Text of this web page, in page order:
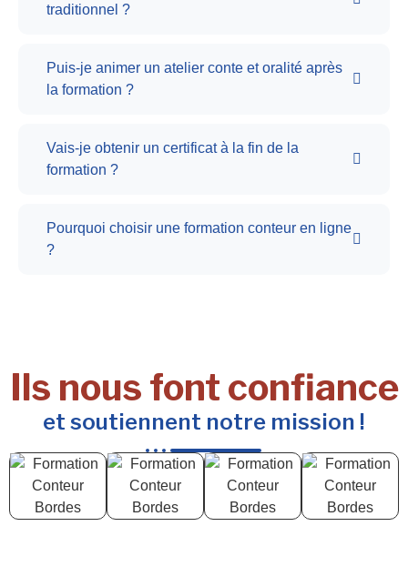
traditionnel ?
Puis-je animer un atelier conte et oralité après
la formation ?
Vais-je obtenir un certificat à la fin de la
formation ?
Pourquoi choisir une formation conteur en ligne
?
Ils nous font confiance
et soutiennent notre mission !